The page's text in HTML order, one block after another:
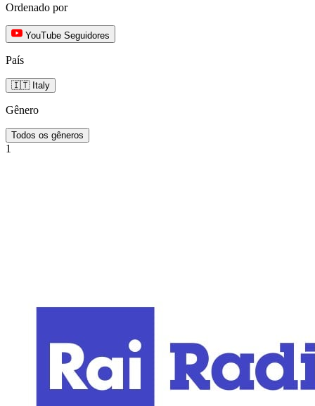
Ordenado por
YouTube Seguidores
País
🇮🇹 Italy
Gênero
Todos os gêneros
1